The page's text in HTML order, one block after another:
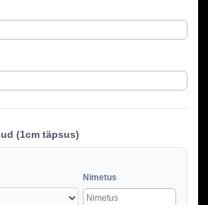
(1cm täpsus)
Nimetus